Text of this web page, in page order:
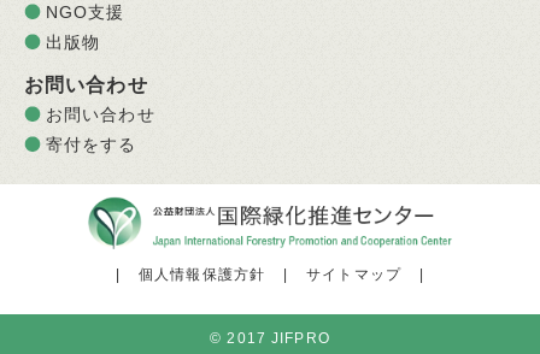
NGO支援
出版物
お問い合わせ
お問い合わせ
寄付をする
個人情報保護方針 サイトマップ
© 2017 JIFPRO